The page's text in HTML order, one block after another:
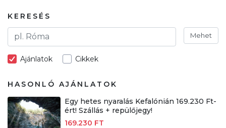
KERESÉS
Mehet
Ajánlatok Cikkek
HASONLÓ AJÁNLATOK
Egy hetes nyaralás Kefalónián 169.230 Ft-
ért! Szállás + repülőjegy!
169.230 FT